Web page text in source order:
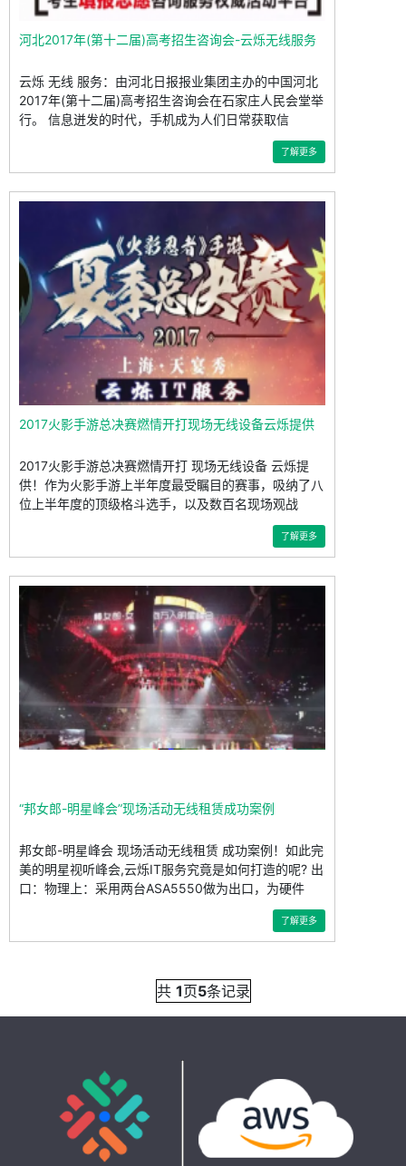
河北2017年(第十二届)高考招生咨询会-云烁无线服务
云烁 无线 服务：由河北日报报业集团主办的中国河北
2017年(第十二届)高考招生咨询会在石家庄人民会堂举
行。 信息迸发的时代，手机成为人们日常获取信
了解更多
2017火影手游总决赛燃情开打现场无线设备云烁提供
2017火影手游总决赛燃情开打 现场无线设备 云烁提
供！作为火影手游上半年度最受瞩目的赛事，吸纳了八
位上半年度的顶级格斗选手，以及数百名现场观战
了解更多
“邦女郎-明星峰会”现场活动无线租赁成功案例
邦女郎-明星峰会 现场活动无线租赁 成功案例！如此完
美的明星视听峰会,云烁IT服务究竟是如何打造的呢? 出
口：物理上：采用两台ASA5550做为出口，为硬件
了解更多
共 1页5条记录